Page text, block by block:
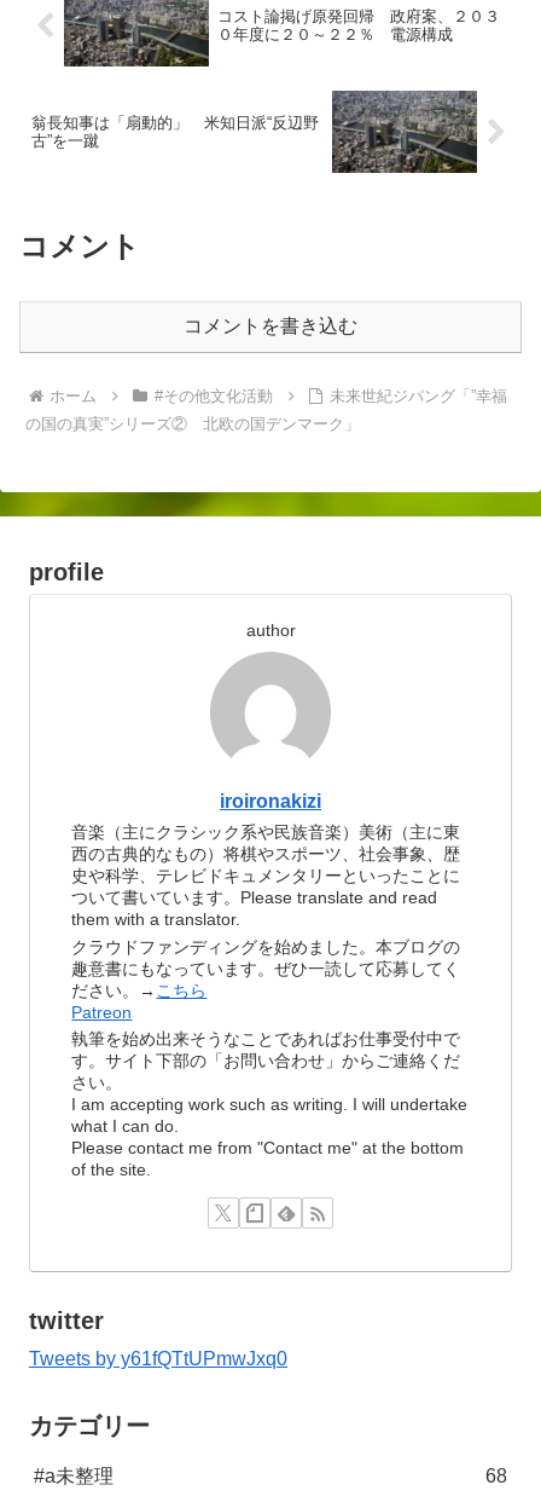
コスト論掲げ原発回帰 政府案、２０３
０年度に２０～２２％ 電源構成
翁長知事は「扇動的」 米知日派“反辺野
古”を一蹴
コメント
コメントを書き込む
ホーム #その他文化活動
未来世紀ジパング「”幸福
の国の真実”シリーズ② 北欧の国デンマーク」
profile
author
iroironakizi
音楽（主にクラシック系や民族音楽）美術（主に東
西の古典的なもの）将棋やスポーツ、社会事象、歴
史や科学、テレビドキュメンタリーといったことに
ついて書いています。Please translate and read
them with a translator.
クラウドファンディングを始めました。本ブログの
趣意書にもなっています。ぜひ一読して応募してく
ださい。→ こちら
Patreon
執筆を始め出来そうなことであればお仕事受付中で
す。サイト下部の「お問い合わせ」からご連絡くだ
さい。
I am accepting work such as writing. I will undertake
what I can do.
Please contact me from "Contact me" at the bottom
of the site.
twitter
Tweets by y61fQTtUPmwJxq0
カテゴリー
#a未整理 68